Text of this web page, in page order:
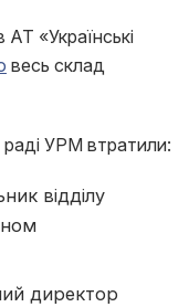
«Українські
весь склад
раді УРМ втратили:
відділу
директор